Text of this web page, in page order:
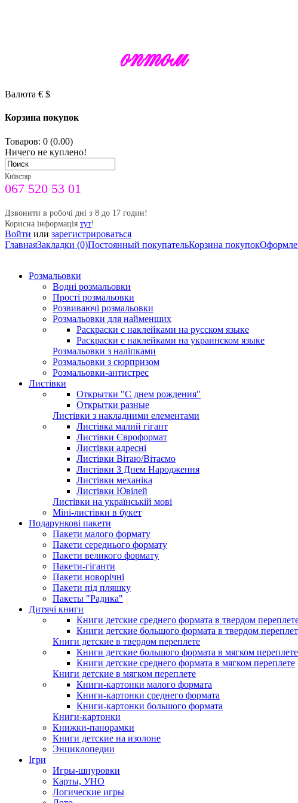
Валюта € $
Корзина покупок
Товаров: 0 (0.00)
Ничего не куплено!
Київстар
067 520 53 01
Дзвонити в робочі дні з 8 до 17 годин!
Корисна інформація тут!
Войти или зарегистрироваться
ГлавнаяЗакладки (0)Постоянный покупательКорзина покупок
Розмальовки
Водні розмальовки
Прості розмальовки
Розвиваючі розмальовки
Розмальовки для найменших
Раскраски с наклейками на русском языке
Раскраски с наклейками на украинском языке
Розмальовки з наліпками
Розмальовки з сюрпризом
Розмальовки-антистрес
Листівки
Открытки "С днем рождения"
Открытки разные
Листівки з накладними елементами
Листівка малий гігант
Листівки Євроформат
Листівки адресні
Листівки Вітаю/Вітаємо
Листівки З Днем Народження
Листівки механіка
Листівки Ювілей
Листівки на українській мові
Міні-листівки в букет
Подарункові пакети
Пакети малого формату
Пакети середнього формату
Пакети великого формату
Пакети-гіганти
Пакети новорічні
Пакети під пляшку
Пакеты "Радика"
Дитячі книги
Книги детские среднего формата в твердом
Книги детские большого формата в твердом
Книги детские в твердом переплете
Книги детские большого формата в мягком переплете
Книги детские среднего формата в мягком переплете
Книги детские в мягком переплете
Книги-картонки малого формата
Книги-картонки среднего формата
Книги-картонки большого формата
Книги-картонки
Книжки-панорамки
Книги детские на изолоне
Энциклопедии
Ігри
Игры-шнуровки
Карты, УНО
Логические игры